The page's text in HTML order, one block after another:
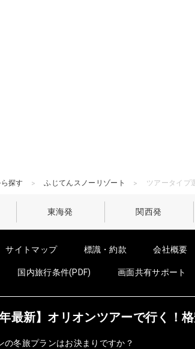
探す ふじてんスノーリゾート ツアータイプ
東海発 関西発
サイトマップ 標識・約款 会社概要
国内旅行条件(PDF) 画面共有サポート
最新】オリオンツアーで行く！
の冬旅プランはお決まりですか？